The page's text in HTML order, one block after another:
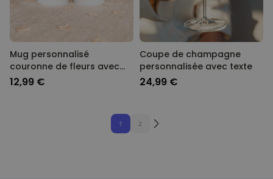
Mug personnalisé
couronne de fleurs avec
photo et texte
12,99 €
Coupe de champagne
personnalisée avec texte
24,99 €
1 2